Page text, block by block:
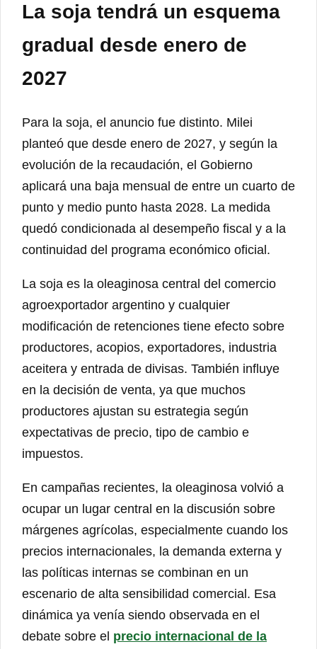
La soja tendrá un esquema
gradual desde enero de
2027
Para la soja, el anuncio fue distinto. Milei
planteó que desde enero de 2027, y según la
evolución de la recaudación, el Gobierno
aplicará una baja mensual de entre un cuarto de
punto y medio punto hasta 2028. La medida
quedó condicionada al desempeño fiscal y a la
continuidad del programa económico oficial.
La soja es la oleaginosa central del comercio
agroexportador argentino y cualquier
modificación de retenciones tiene efecto sobre
productores, acopios, exportadores, industria
aceitera y entrada de divisas. También influye
en la decisión de venta, ya que muchos
productores ajustan su estrategia según
expectativas de precio, tipo de cambio e
impuestos.
En campañas recientes, la oleaginosa volvió a
ocupar un lugar central en la discusión sobre
márgenes agrícolas, especialmente cuando los
precios internacionales, la demanda externa y
las políticas internas se combinan en un
escenario de alta sensibilidad comercial. Esa
dinámica ya venía siendo observada en el
debate sobre el precio internacional de la